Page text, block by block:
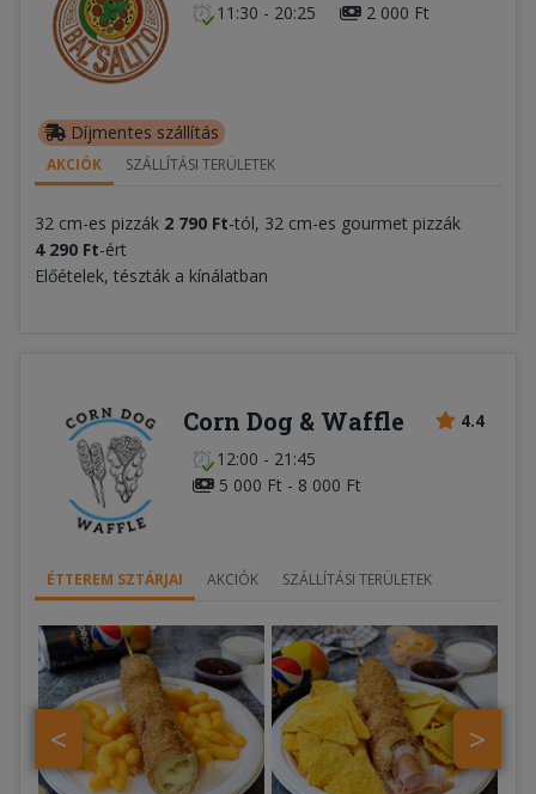
11:30 - 20:25 2 000 Ft
Díjmentes szállítás
AKCIÓK SZÁLLÍTÁSI TERÜLETEK
32 cm-es pizzák 2 790 Ft-tól, 32 cm-es gourmet pizzák
4 290 Ft-ért
Előételek, tészták a kínálatban
4.4
Corn Dog & Waffle
12:00 - 21:45
5 000 Ft - 8 000 Ft
ÉTTEREM SZTÁRJAI AKCIÓK SZÁLLÍTÁSI TERÜLETEK
>
<